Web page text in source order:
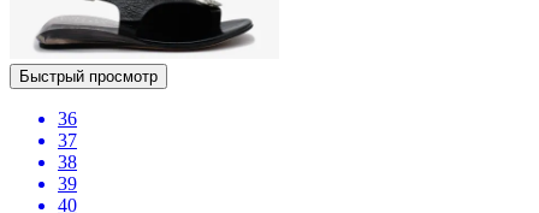
Быстрый просмотр
36
37
38
39
40